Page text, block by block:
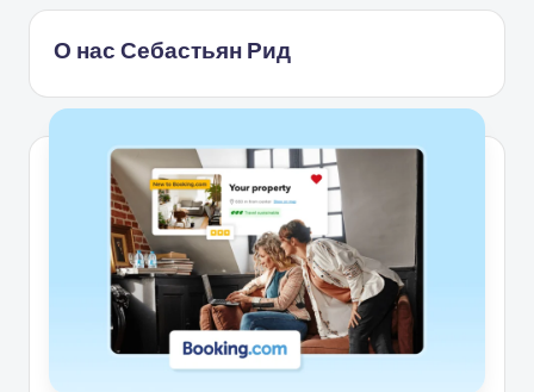
с
О нас Себастьян Рид